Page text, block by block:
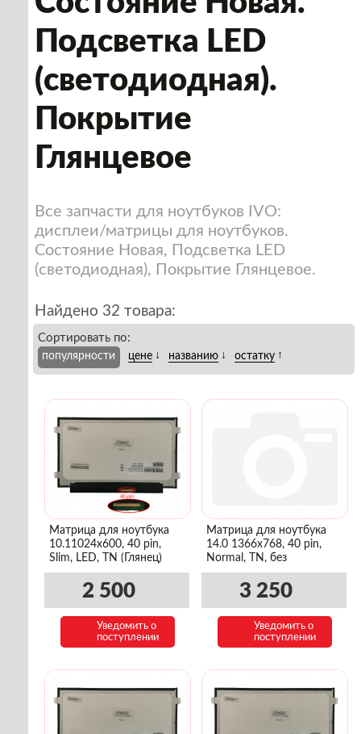
Подсветка LED
(светодиодная).
Покрытие
Глянцевое
Все запчасти для ноутбуков IVO:
дисплеи/матрицы для ноутбуков.
Состояние Новая, Подсветка LED
(светодиодная), Покрытие Глянцевое.
Найдено 32 товара:
Сортировать по:
популярности цене ↓ названию ↓ остатку ↑
Матрица для ноутбука
10.11024x600, 40 pin,
Slim, LED, TN (Глянец)
2 500
Уведомить о
поступлении
Матрица для ноутбука
14.0 1366x768, 40 pin,
Normal, TN, без
крепления
3 250
Уведомить о
поступлении